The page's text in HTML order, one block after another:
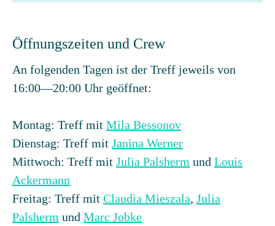
Öffnungszeiten und Crew
An folgenden Tagen ist der Treff jeweils von
16:00—20:00 Uhr geöffnet:
Montag: Treff mit Mila Bessonov
Dienstag: Treff mit Janina Werner
Mittwoch: Treff mit Julia Palsherm und Louis
Ackermann
Freitag: Treff mit Claudia Mieszala, Julia
Palsherm und Marc Jobke